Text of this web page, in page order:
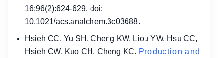
16;96(2):624-629. doi:
10.1021/acs.analchem.3c03688.
Hsieh CC, Yu SH, Cheng KW, Liou YW, Hsu CC,
Hsieh CW, Kuo CH, Cheng KC. Production and